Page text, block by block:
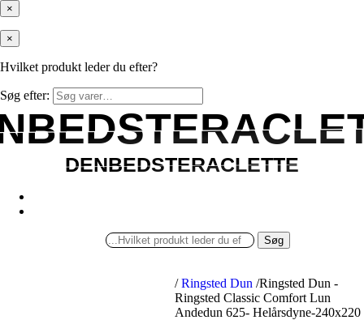
×
×
Hvilket produkt leder du efter?
Søg efter:
DENBEDSTERACLETTE
DENBEDSTERACLETTE
Søg
/ Ringsted Dun /Ringsted Dun -
Ringsted Classic Comfort Lun
Andedun 625- Helårsdyne-240x220